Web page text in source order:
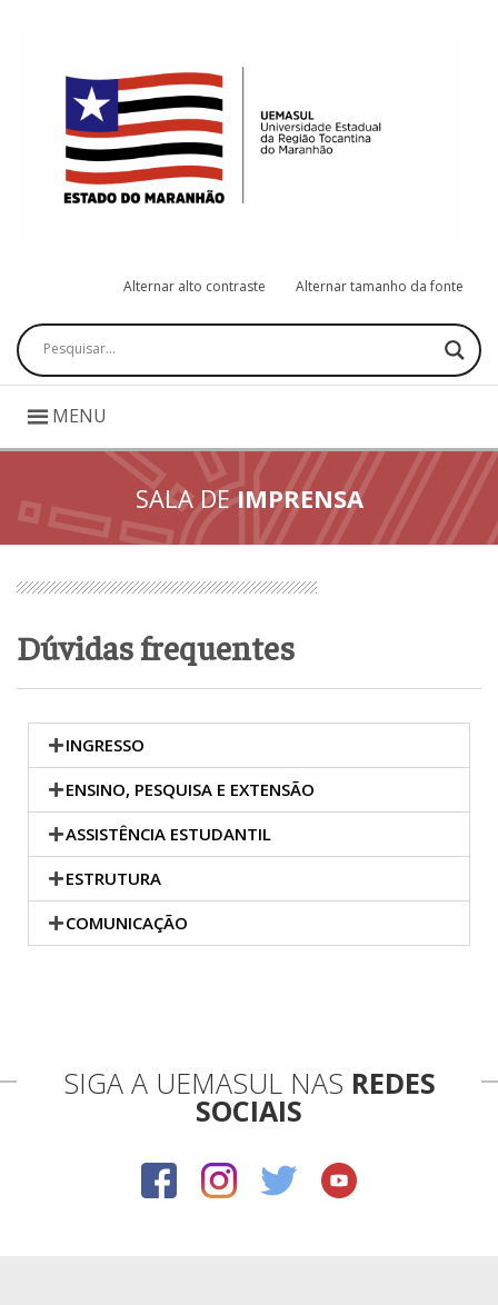
Alternar alto contraste Alternar tamanho da fonte
Pesquisar
MENU
SALA DEIMPRENSA
Dúvidas frequentes
INGRESSO
ENSINO, PESQUISA E EXTENSÃO
ASSISTÊNCIA ESTUDANTIL
ESTRUTURA
COMUNICAÇÃO
SIGA A UEMASUL NAS REDES
SOCIAIS